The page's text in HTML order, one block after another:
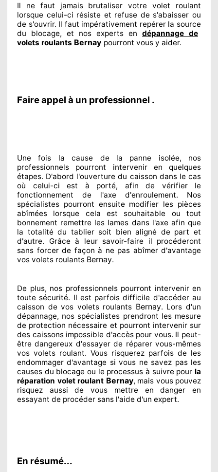
Il ne faut jamais brutaliser votre volet roulant
lorsque celui-ci résiste et refuse de s'abaisser ou
de s'ouvrir. Il faut impérativement repérerla source
du blocage, et nos experts en dépannage de
volets roulants Bernay pourront vous y aider.
Faire appel à un professionnel .
Une fois la cause de la panne isolée, nos
professionnels pourront intervenir en quelques
étapes. D'abord l'ouverture du caisson dans le cas
où celui-ci est à porté, afin de vérifier le
fonctionnement de l'axe d'enroulement. Nos
spécialistes pourront ensuite modifier les pièces
abîmées lorsque cela est souhaitable ou tout
bonnement remettre les lames dans l'axe afin que
la totalitédu tablier soit bien aligné de part et
d'autre. Grâce à leur savoir-faire il procéderont
sans forcer de façon à ne pas abîmerd'avantage
vos volets roulants Bernay.
De plus, nos professionnelspourront interveniren
toute sécurité. Il est parfois difficile d'accéder au
caisson de vos volets roulants Bernay. Lors d'un
dépannage, nos spécialistes prendront les mesure
de protection nécessaire et pourront intervenir sur
des caissons impossible d'accès pour vous. Il peut-
être dangereux d'essayer de réparervous-mêmes
vos volets roulant. Vous risquerez parfois de les
endommager d'avantage si vous ne savez pas les
causes du blocage ou le processus à suivre pour la
réparation volet roulant Bernay, mais vous pouvez
risquez aussi de vous mettre en danger en
essayant de procéder sans l'aide d'un expert.
En résumé...